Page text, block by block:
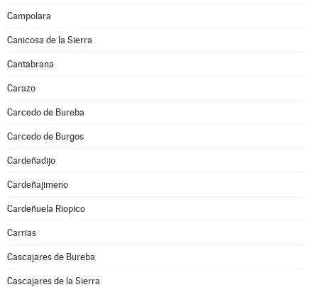
Campolara
Canicosa de la Sierra
Cantabrana
Carazo
Carcedo de Bureba
Carcedo de Burgos
Cardeñadijo
Cardeñajimeno
Cardeñuela Riopico
Carrias
Cascajares de Bureba
Cascajares de la Sierra